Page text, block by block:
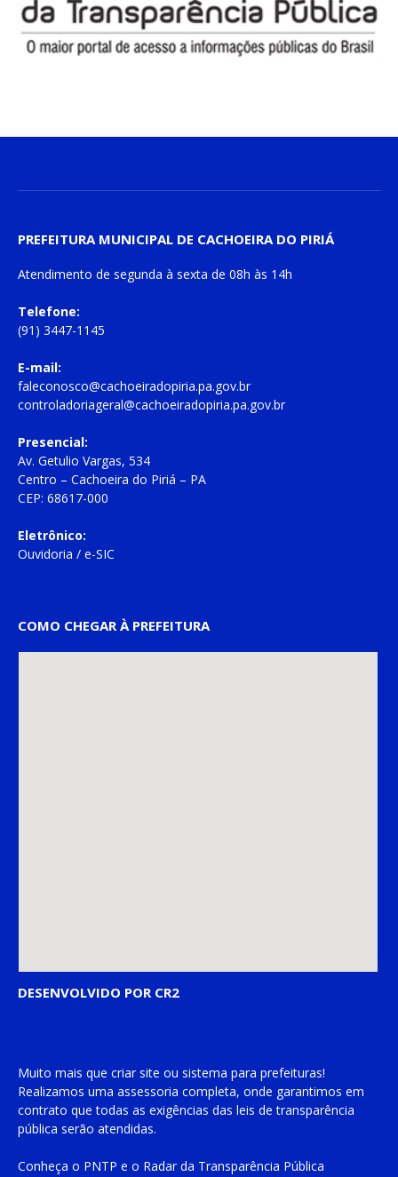
PREFEITURA MUNICIPAL DE CACHOEIRA DO PIRIÁ
Atendimento de segunda à sexta de 08h às 14h
Telefone:
(91) 3447-1145
E-mail:
faleconosco@cachoeiradopiria.pa.gov.br
controladoriageral@cachoeiradopiria.pa.gov.br
Presencial:
Av. Getulio Vargas, 534
Centro – Cachoeira do Piriá – PA
CEP: 68617-000
Eletrônico:
Ouvidoria / e-SIC
COMO CHEGAR À PREFEITURA
DESENVOLVIDO POR CR2
Muito mais que criar site ou sistema para prefeituras!
Realizamos uma assessoria completa, onde garantimos em
contrato que todas as exigências das leis de transparência
pública serão atendidas.
Conheça o PNTP e o Radar da Transparência Pública